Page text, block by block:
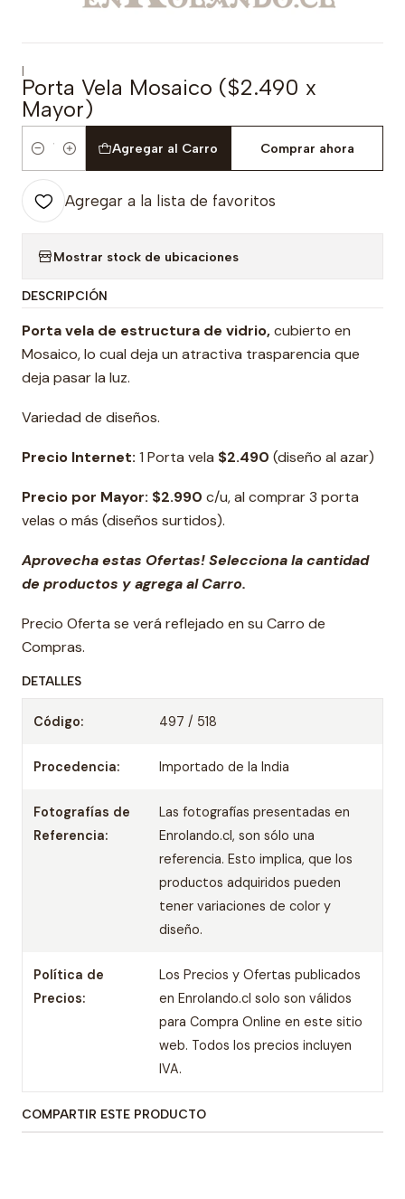
|
Porta Vela Mosaico ($2.490 x
Mayor)
Cantidad
Agregar al Carro Comprar ahora
Agregar a la lista de favoritos
Mostrar stock de ubicaciones
DESCRIPCIÓN
Porta vela de estructura de vidrio,cubierto en
Mosaico, lo cual deja un atractiva trasparencia que
deja pasar la luz.
Variedad de diseños.
Precio Internet: 1 Porta vela $2.490 (diseño al azar)
Precio por Mayor: $2.990 c/u, al comprar 3 porta
velas o más (diseños surtidos).
Aprovecha estas Ofertas! Selecciona la cantidad
de productos y agrega al Carro.
Precio Oferta se verá reflejado en su Carro de
Compras.
DETALLES
Código: 497 / 518
Procedencia: Importado de la India
Fotografías de
Referencia:
Las fotografías presentadas en
Enrolando.cl, son sólo una
referencia. Esto implica, que los
productos adquiridos pueden
tener variaciones de color y
diseño.
Política de
Precios:
Los Precios y Ofertas publicados
en Enrolando.cl solo son válidos
para Compra Online en este sitio
web. Todos los precios incluyen
IVA.
COMPARTIR ESTE PRODUCTO